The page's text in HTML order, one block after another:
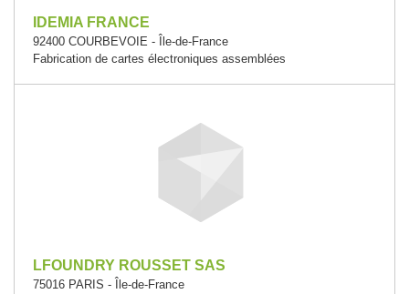
IDEMIA FRANCE
92400 COURBEVOIE - Île-de-France
Fabrication de cartes électroniques assemblées
LFOUNDRY ROUSSET SAS
75016 PARIS - Île-de-France